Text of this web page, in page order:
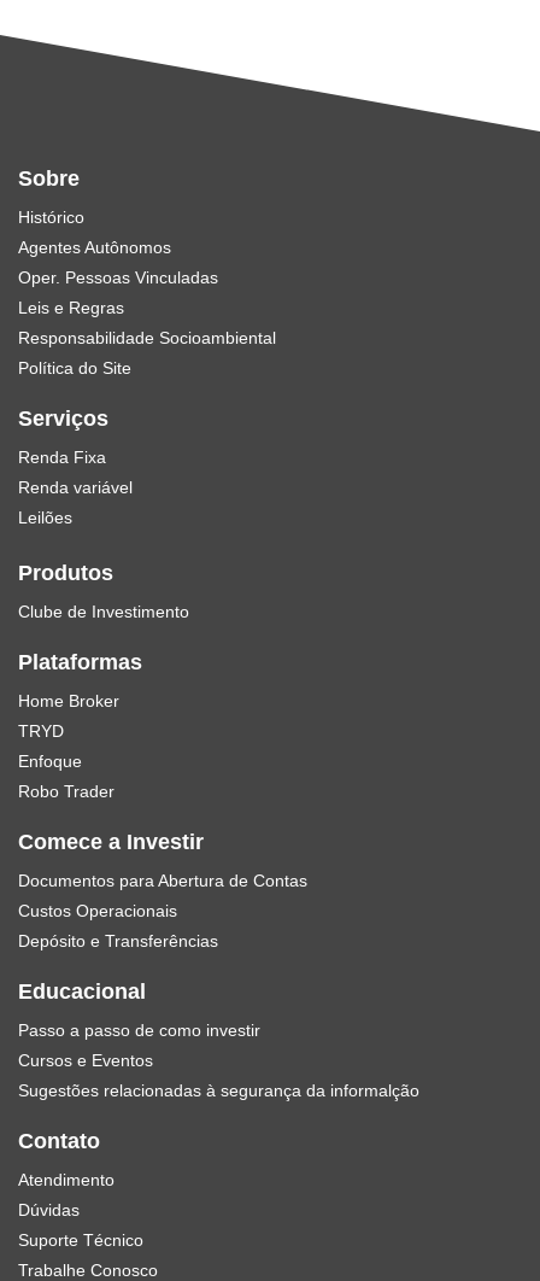
Sobre
Histórico
Agentes Autônomos
Oper. Pessoas Vinculadas
Leis e Regras
Responsabilidade Socioambiental
Política do Site
Serviços
Renda Fixa
Renda variável
Leilões
Produtos
Clube de Investimento
Plataformas
Home Broker
TRYD
Enfoque
Robo Trader
Comece a Investir
Documentos para Abertura de Contas
Custos Operacionais
Depósito e Transferências
Educacional
Passo a passo de como investir
Cursos e Eventos
Sugestões relacionadas à segurança da informalção
Contato
Atendimento
Dúvidas
Suporte Técnico
Trabalhe Conosco